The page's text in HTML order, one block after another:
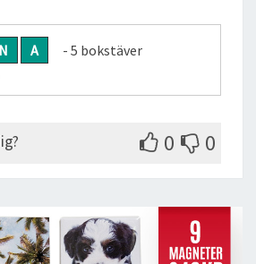
N A
- 5 bokstäver
0 0